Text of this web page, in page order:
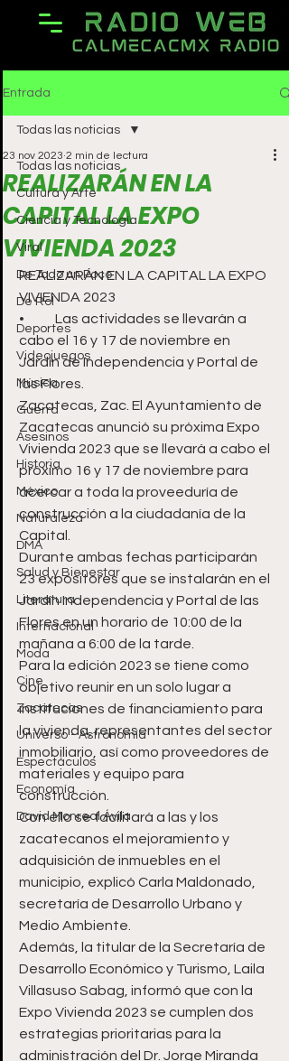
Entrada
Todas las noticias
Cultura y Arte
Ciencia y Tecnología
Viral
De Todo un Poco
De Rol
Deportes
Videojuegos
Música
Guerra
Asesinos
Historia
México
Naturaleza
DMA
Salud y Bienestar
Literatura
Internacional
Moda
Cine
Zacatecas
Universo - Astronomía
Espectáculos
Economía
David Monreal Ávila
Todas las noticias
REALIZARÁN EN LA
CAPITAL LA EXPO
VIVIENDA 2023
23 nov 2023 2 min de lectura
REALIZARÁN EN LA CAPITAL LA EXPO
VIVIENDA 2023
•	Las actividades se llevarán a
cabo el 16 y 17 de noviembre en
Jardín de Independencia y Portal de
las Flores.
Zacatecas, Zac. El Ayuntamiento de
Zacatecas anunció su próxima Expo
Vivienda 2023 que se llevará a cabo el
próximo 16 y 17 de noviembre para
acercar a toda la proveeduría de
construcción a la ciudadanía de la
Capital.
Durante ambas fechas participarán
23 expositores que se instalarán en el
Jardín Independencia y Portal de las
Flores en un horario de 10:00 de la
mañana a 6:00 de la tarde.
Para la edición 2023 se tiene como
objetivo reunir en un solo lugar a
instituciones de financiamiento para
la vivienda, representantes del sector
inmobiliario, así como proveedores de
materiales y equipo para
construcción.
Con ello se facilitará a las y los
zacatecanos el mejoramiento y
adquisición de inmuebles en el
municipio, explicó Carla Maldonado,
secretaría de Desarrollo Urbano y
Medio Ambiente.
Además, la titular de la Secretaría de
Desarrollo Económico y Turismo, Laila
Villasuso Sabag, informó que con la
Expo Vivienda 2023 se cumplen dos
estrategias prioritarias para la
administración del Dr. Jorge Miranda